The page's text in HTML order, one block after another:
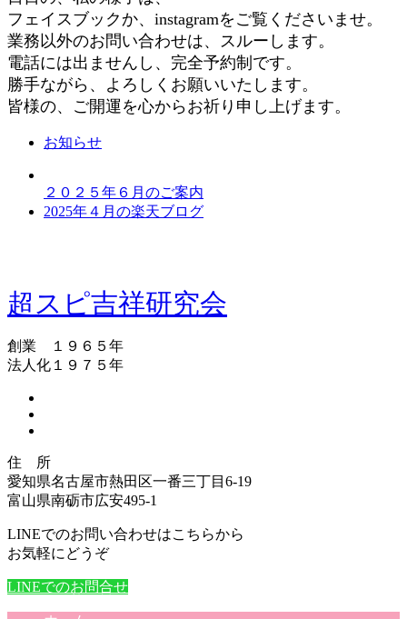
フェイスブックか、instagramをご覧くださいませ。
業務以外のお問い合わせは、スルーします。
電話には出ませんし、完全予約制です。
勝手ながら、よろしくお願いいたします。
皆様の、ご開運を心からお祈り申し上げます。
お知らせ
２０２５年６月のご案内
2025年４月の楽天ブログ
超スピ吉祥研究会
創業 １９６５年
法人化１９７５年
住 所
愛知県名古屋市熱田区一番三丁目6-19
富山県南砺市広安495-1
LINEでのお問い合わせはこちらから
お気軽にどうぞ
LINEでのお問合せ